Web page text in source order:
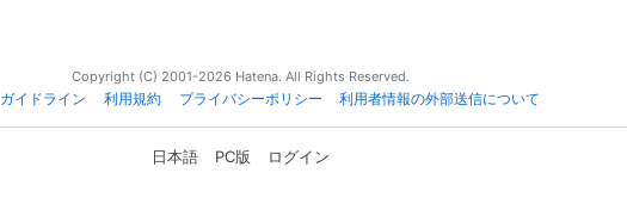
Copyright (C) 2001-2026 Hatena. All Rights Reserved.
ガイドライン 利用規約 プライバシーポリシー 利用者情報の外部送信について
日本語 PC版 ログイン